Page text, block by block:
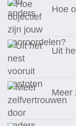
Hoe
Uit
Meer